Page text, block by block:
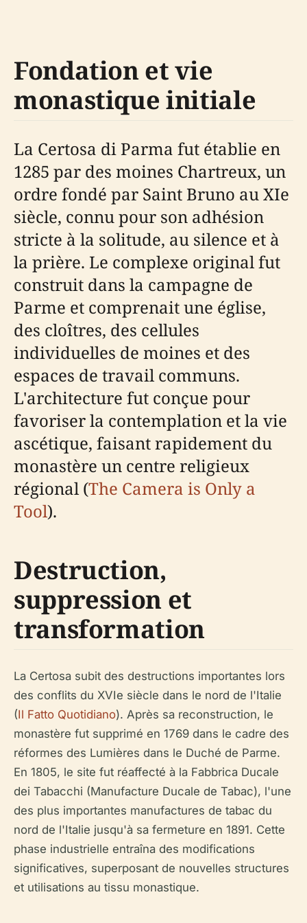
Fondation et vie
monastique initiale
La Certosa di Parma fut établie en
1285 par des moines Chartreux, un
ordre fondé par Saint Bruno au XIe
siècle, connu pour son adhésion
stricte à la solitude, au silence et à
la prière. Le complexe original fut
construit dans la campagne de
Parme et comprenait une église,
des cloîtres, des cellules
individuelles de moines et des
espaces de travail communs.
L'architecture fut conçue pour
favoriser la contemplation et la vie
ascétique, faisant rapidement du
monastère un centre religieux
régional (The Camera is Only a
Tool).
Destruction,
suppression et
transformation
La Certosa subit des destructions importantes lors
des conflits du XVIe siècle dans le nord de l'Italie
(Il Fatto Quotidiano). Après sa reconstruction, le
monastère fut supprimé en 1769 dans le cadre des
réformes des Lumières dans le Duché de Parme.
En 1805, le site fut réaffecté à la Fabbrica Ducale
dei Tabacchi (Manufacture Ducale de Tabac), l'une
des plus importantes manufactures de tabac du
nord de l'Italie jusqu'à sa fermeture en 1891. Cette
phase industrielle entraîna des modifications
significatives, superposant de nouvelles structures
et utilisations au tissu monastique.